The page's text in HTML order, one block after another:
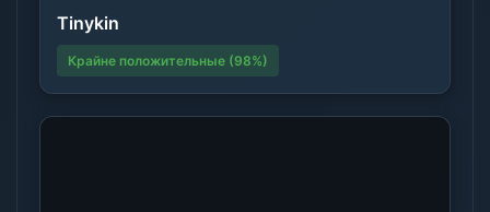
Tinykin
Крайне положительные (98%)